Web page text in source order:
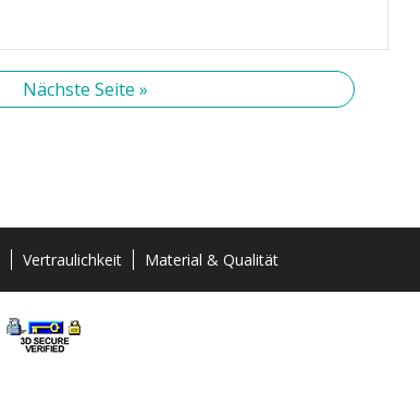
Nächste Seite »
Vertraulichkeit Material & Qualität